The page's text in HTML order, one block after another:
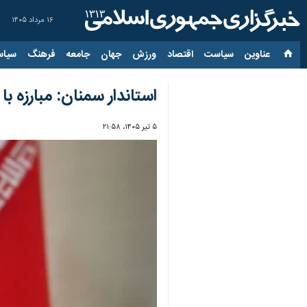
۱۶ مرداد ۱۴۰۵
عناوین‌ سیاست اقتصاد ورزش جهان جامعه فرهنگ
استاندار سمنان:
۵ تیر ۱۴۰۵، ۲۱:۵۸